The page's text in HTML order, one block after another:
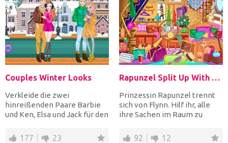
Couples Winter Looks
Verkleide die zwei
hinreißenden Paare Barbie
und Ken, Elsa und Jack für den
177 23
Rapunzel Split Up With Flynn
Prinzessin Rapunzel trennt
sich von Flynn. Hilf ihr, alle
ihre Sachen im Raum zu
92 12